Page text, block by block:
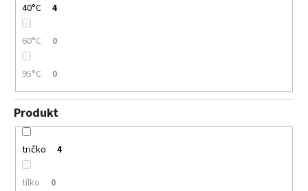
40°C 4
60°C 0
95°C 0
Produkt
tričko 4
tílko 0